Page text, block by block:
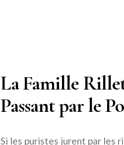
La Famille
Passant par le
Si les puristes jurent par les